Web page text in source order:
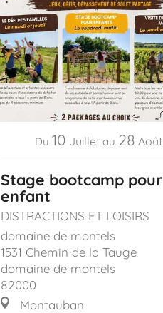
Du 10 Juillet au 28 Août
Stage bootcamp pour
enfant
DISTRACTIONS ET LOISIRS
domaine de montels
1531 Chemin de la Tauge
domaine de montels
82000
Montauban